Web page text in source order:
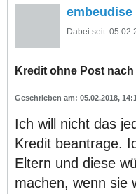
embeudise
Dabei seit:
Kredit ohne Post
05.02.2018,
Ich will nicht das
Kredit beantrage.
Eltern und diese
machen, wenn sie